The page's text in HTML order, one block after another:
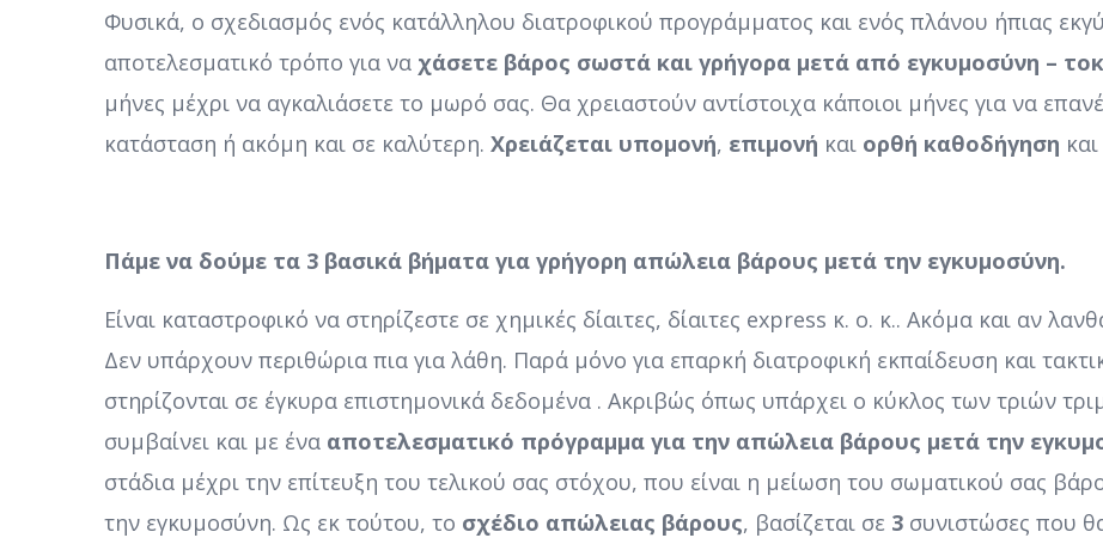
Φυσικά, ο σχεδιασμός ενός κατάλληλου διατροφικού προγράμματος και ενός πλάνου ήπιας
αποτελεσματικό τρόπο για να χάσετε βάρος σωστά και γρήγορα μετά από εγκυμοσύνη –
μήνες μέχρι να αγκαλιάσετε το μωρό σας. Θα χρειαστούν αντίστοιχα κάποιοι μήνες για να
κατάσταση ή ακόμη και σε καλύτερη. Χρειάζεται υπομονή, επιμονή και ορθή καθοδήγηση
Πάμε να δούμε τα 3 βασικά βήματα για γρήγορη απώλεια βάρους μετά την εγκυμοσύνη.
Είναι καταστροφικό να στηρίζεστε σε χημικές δίαιτες, δίαιτες express κ. ο. κ.. Ακόμα και αν
Δεν υπάρχουν περιθώρια πια για λάθη. Παρά μόνο για επαρκή διατροφική εκπαίδευση και
στηρίζονται σε έγκυρα επιστημονικά δεδομένα . Ακριβώς όπως υπάρχει ο κύκλος των τριών
συμβαίνει και με ένα αποτελεσματικό πρόγραμμα για την απώλεια βάρους μετά την
στάδια μέχρι την επίτευξη του τελικού σας στόχου, που είναι η μείωση του σωματικού σας
την εγκυμοσύνη. Ως εκ τούτου, το σχέδιο απώλειας βάρους, βασίζεται σε 3 συνιστώσες που